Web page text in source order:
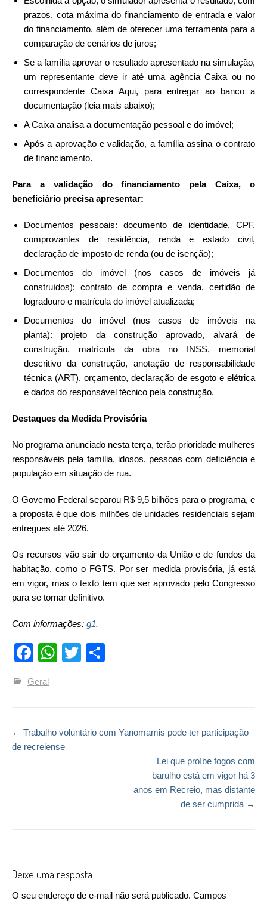
prazos, cota máxima do financiamento de entrada e valor
do financiamento, além de oferecer uma ferramenta para a
comparação de cenários de juros;
Se a família aprovar o resultado apresentado na simulação,
um representante deve ir até uma agência Caixa ou no
correspondente Caixa Aqui, para entregar ao banco a
documentação (leia mais abaixo);
A Caixa analisa a documentação pessoal e do imóvel;
Após a aprovação e validação, a família assina o contrato
de financiamento.
Para a validação do financiamento pela Caixa, o
beneficiário precisa apresentar:
Documentos pessoais: documento de identidade, CPF,
comprovantes de residência, renda e estado civil,
declaração de imposto de renda (ou de isenção);
Documentos do imóvel (nos casos de imóveis já
construídos): contrato de compra e venda, certidão de
logradouro e matrícula do imóvel atualizada;
Documentos do imóvel (nos casos de imóveis na
planta): projeto da construção aprovado, alvará de
construção, matrícula da obra no INSS, memorial
descritivo da construção, anotação de responsabilidade
técnica (ART), orçamento, declaração de esgoto e elétrica
e dados do responsável técnico pela construção.
Destaques da Medida Provisória
No programa anunciado nesta terça, terão prioridade mulheres
responsáveis pela família, idosos, pessoas com deficiência e
população em situação de rua.
O Governo Federal separou R$ 9,5 bilhões para o programa, e
a proposta é que dois milhões de unidades residenciais sejam
entregues até 2026.
Os recursos vão sair do orçamento da União e de fundos da
habitação, como o FGTS. Por ser medida provisória, já está
em vigor, mas o texto tem que ser aprovado pelo Congresso
para se tornar definitivo.
Com informações: g1.
Facebook
WhatsApp
Twitter
Geral
Post navigation
← Trabalho voluntário com Yanomamis pode ter participação
de recreiense
Lei que proíbe fogos com
barulho está em vigor há 3
anos em Recreio, mas distante
de ser cumprida →
Deixe uma resposta
O seu endereço de e-mail não será publicado. Campos